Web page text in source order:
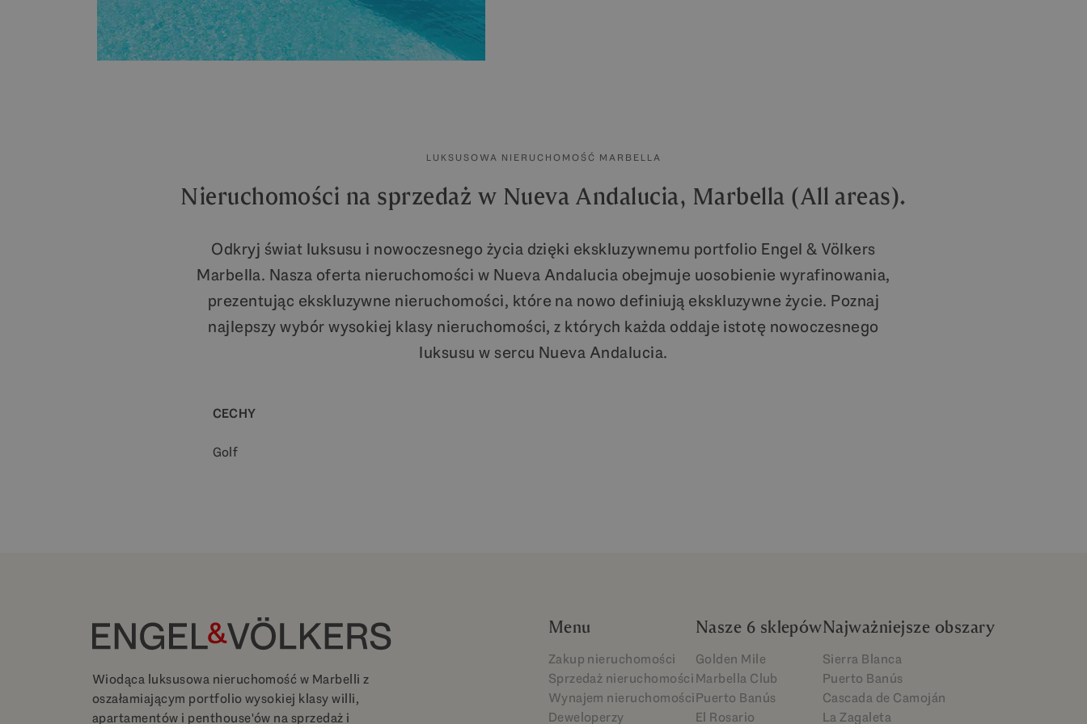
LUKSUSOWA NIERUCHOMOŚĆ MARBELLA
Nieruchomości na sprzedaż w Nueva Andalucia, Marbella (All areas).
Odkryj świat luksusu i nowoczesnego życia dzięki ekskluzywnemu portfolio Engel & Völkers
Marbella. Nasza oferta nieruchomości w Nueva Andalucia obejmuje uosobienie wyrafinowania,
prezentując ekskluzywne nieruchomości, które na nowo definiują ekskluzywne życie. Poznaj
najlepszy wybór wysokiej klasy nieruchomości, z których każda oddaje istotę nowoczesnego
luksusu w sercu Nueva Andalucia.
CECHY
Golf
Wiodąca luksusowa nieruchomość w Marbelli z
oszałamiającym portfolio wysokiej klasy willi,
apartamentów i penthouse'ów na sprzedaż i
Menu
Zakup nieruchomości
Sprzedaż nieruchomości
Wynajem nieruchomości
Deweloperzy
Nasze 6 sklepów
Golden Mile
Marbella Club
Puerto Banús
El Rosario
Najważniejsze obszary
Sierra Blanca
Puerto Banús
Cascada de Camoján
La Zagaleta